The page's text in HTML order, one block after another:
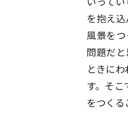
を抱え
風景を
問題だ
ときに
す。そ
をつく